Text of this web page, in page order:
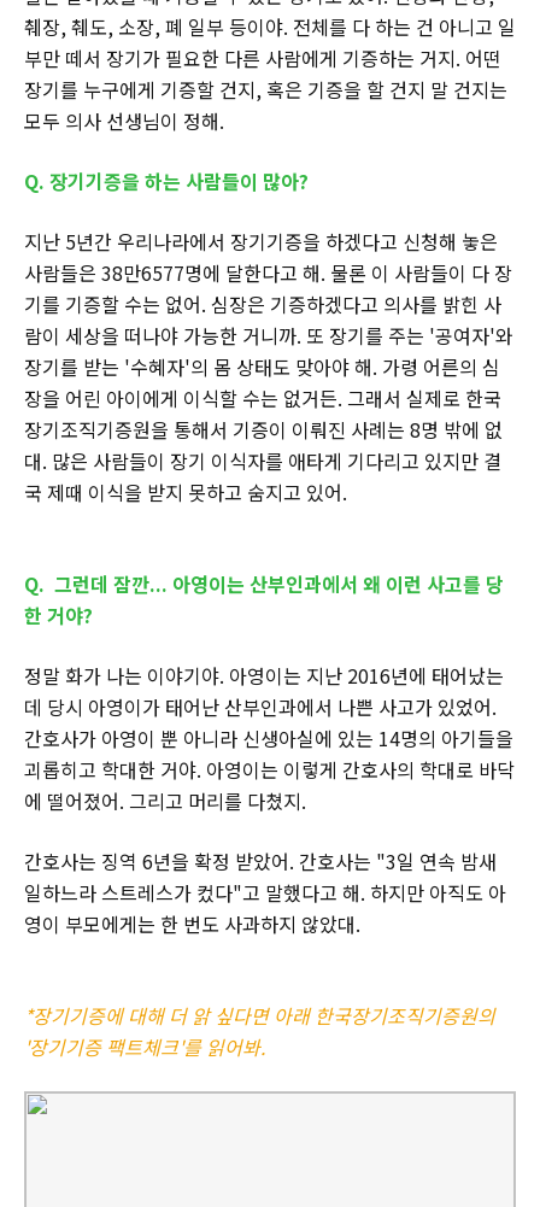
췌장, 췌도, 소장, 폐 일부 등이야. 전체를 다 하는 건 아니고 일
부만 떼서 장기가 필요한 다른 사람에게 기증하는 거지. 어떤
장기를 누구에게 기증할 건지, 혹은 기증을 할 건지 말 건지는
모두 의사 선생님이 정해.
Q. 장기기증을 하는 사람들이 많아?
지난 5년간 우리나라에서 장기기증을 하겠다고 신청해 놓은
사람들은 38만6577명에 달한다고 해. 물론 이 사람들이 다 장
기를 기증할 수는 없어. 심장은 기증하겠다고 의사를 밝힌 사
람이 세상을 떠나야 가능한 거니까. 또 장기를 주는 '공여자'와
장기를 받는 '수혜자'의 몸 상태도 맞아야 해. 가령 어른의 심
장을 어린 아이에게 이식할 수는 없거든. 그래서 실제로 한국
장기조직기증원을 통해서 기증이 이뤄진 사례는 8명 밖에 없
대. 많은 사람들이 장기 이식자를 애타게 기다리고 있지만 결
국 제때 이식을 받지 못하고 숨지고 있어.
Q. 그런데 잠깐... 아영이는 산부인과에서 왜 이런 사고를 당
한 거야?
정말 화가 나는 이야기야. 아영이는 지난 2016년에 태어났는
데 당시 아영이가 태어난 산부인과에서 나쁜 사고가 있었어.
간호사가 아영이 뿐 아니라 신생아실에 있는 14명의 아기들을
괴롭히고 학대한 거야. 아영이는 이렇게 간호사의 학대로 바닥
에 떨어졌어. 그리고 머리를 다쳤지.
간호사는 징역 6년을 확정 받았어. 간호사는 "3일 연속 밤새
일하느라 스트레스가 컸다"고 말했다고 해. 하지만 아직도 아
영이 부모에게는 한 번도 사과하지 않았대.
*장기기증에 대해 더 앍 싶다면 아래 한국장기조직기증원의
'장기기증 팩트체크'를 읽어봐.